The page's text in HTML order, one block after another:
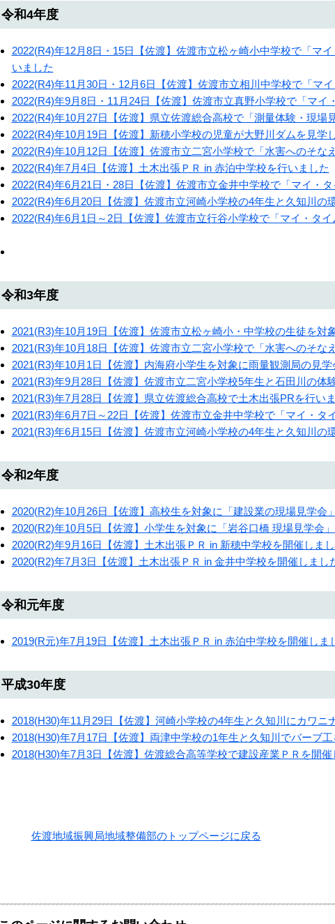
令和4年度
2022(R4)年12月8日・15日【佐渡】佐渡市立松ヶ崎小中学校で「マ
いました
2022(R4)年11月30日・12月6日【佐渡】佐渡市立相川中学校で「マ
2022(R4)年9月8日・11月24日【佐渡】佐渡市立真野小学校で「マイ
2022(R4)年10月27日【佐渡】県立佐渡総合高校で「測量体験・現場
2022(R4)年10月19日【佐渡】新穂小学校の児童が大野川ダムを見学
2022(R4)年10月12日【佐渡】佐渡市立二宮小学校で「水害へのそな
2022(R4)年7月4日【佐渡】土木出張ＰＲ in 赤泊中学校を行いました
2022(R4)年6月21日・28日【佐渡】佐渡市立金井中学校で「マイ・
2022(R4)年6月20日【佐渡】佐渡市立河崎小学校の4年生と久知川の
2022(R4)年6月1日～2日【佐渡】佐渡市立行谷小学校で「マイ・タ
令和3年度
2021(R3)年10月19日【佐渡】佐渡市立松ヶ崎小・中学校の生徒を対
2021(R3)年10月18日【佐渡】佐渡市立二宮小学校で「水害へのそな
2021(R3)年10月1日【佐渡】内海府小学生を対象に雨量観測局の見学
2021(R3)年9月28日【佐渡】佐渡市立二宮小学校5年生と石田川の体
2021(R3)年7月28日【佐渡】県立佐渡総合高校で土木出張PRを行い
2021(R3)年6月7日～22日【佐渡】佐渡市立金井中学校で「マイ・タ
2021(R3)年6月15日【佐渡】佐渡市立河崎小学校の4年生と久知川の
令和2年度
2020(R2)年10月26日【佐渡】高校生を対象に「建設業の現場見学会
2020(R2)年10月5日【佐渡】小学生を対象に「岩谷口橋 現場見学会
2020(R2)年9月16日【佐渡】土木出張ＰＲ in 新穂中学校を開催しま
2020(R2)年7月3日【佐渡】土木出張ＰＲ in 金井中学校を開催しまし
令和元年度
2019(R元)年7月19日【佐渡】土木出張ＰＲ in 赤泊中学校を開催しま
平成30年度
2018(H30)年11月29日【佐渡】河崎小学校の4年生と久知川にカワニ
2018(H30)年7月17日【佐渡】両津中学校の1年生と久知川でバーブ
2018(H30)年7月3日【佐渡】佐渡総合高等学校で建設産業ＰＲを開催
佐渡地域振興局地域整備部のトップページに戻る